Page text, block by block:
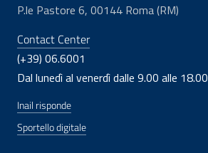
P.le Pastore 6, 00144 Roma (RM)
Contact Center
(+39) 06.6001
Dal lunedì al venerdì dalle 9.00 alle 18.00
Inail risponde
Sportello digitale